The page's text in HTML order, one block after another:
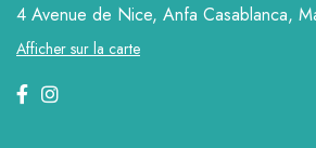
4 Avenue de Nice, Anfa Casablanca,
Afficher sur la carte